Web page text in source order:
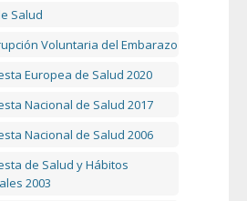
Salud
Voluntaria del Embarazo
Europea de Salud 2020
Nacional de Salud 2017
Nacional de Salud 2006
de Salud y Hábitos
2003